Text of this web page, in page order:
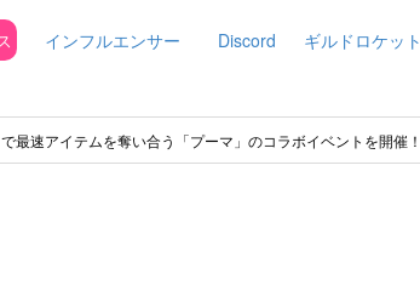
インフルエンサー Discord ギルドロケット
最速アイテムを奪い合う「プーマ」のコラボイベントを開催！